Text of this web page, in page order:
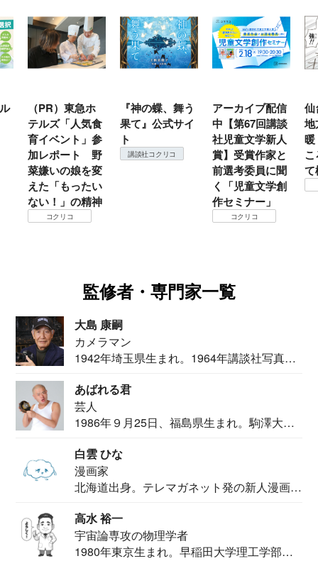
（PR）東急ホ
テルズ「人気食
育イベント」参
加レポート 野
菜嫌いの娘を変
えた「もったい
ない！」の精神
コクリコ
『神の蝶、舞う
果て』公式サイ
ト
講談社コクリコ
アーカイブ配信
中【第67回講談
社児童文学新人
賞】受賞作家と
前選考委員に聞
く「児童文学創
作セミナー」
コクリコ
仙
地
て
監修者・専門家一覧
大島 康嗣
カメラマン
1942年埼玉県生まれ。1964年講談社写真部
あばれる君
芸人
1986年９月25日、福島県生まれ。駒澤大学
白雲 ひな
漫画家
北海道出身。テレマガネット発の新人漫画
高水 裕一
宇宙論専攻の物理学者
1980年東京生まれ。早稲田大学理工学部物